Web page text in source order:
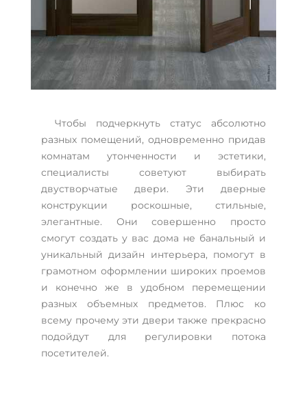
Чтобы подчеркнуть статус абсолютно
разных помещений, одновременно придав
комнатам утонченности и эстетики,
специалисты советуют выбирать
двустворчатые двери. Эти дверные
конструкции роскошные, стильные,
элегантные. Они совершенно просто
смогут создать у вас дома не банальный и
уникальный дизайн интерьера, помогут в
грамотном оформлении широких проемов
и конечно же в удобном перемещении
разных объемных предметов. Плюс ко
всему прочему эти двери также прекрасно
подойдут для регулировки потока
посетителей.